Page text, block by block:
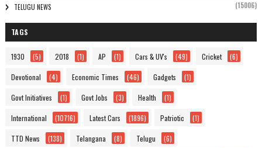
TELUGU NEWS (15006)
TAGS
1930 (5) 2018 (1) AP (1) Cars & UV's (49) Cricket (6)
Devotional (4) Economic Times (46) Gadgets (1)
Govt Initiatives (1) Govt Jobs (3) Health (1)
International (10716) Latest Cars (1896) Patriotic (1)
TTD News (138) Telangana (8) Telugu (6)